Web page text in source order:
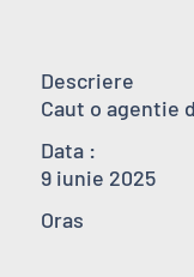
Descriere
Caut o agentie
Oras
Data :
9 iunie 2025